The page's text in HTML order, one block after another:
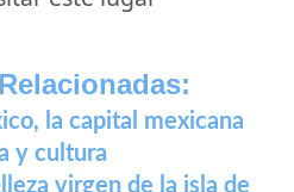
la capital mexicana
y cultura
virgen de la isla de